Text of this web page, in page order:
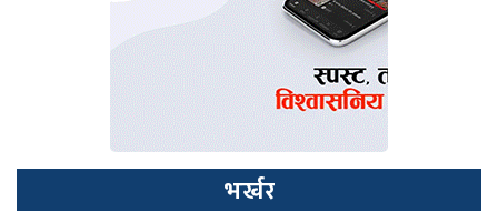
भर्खर